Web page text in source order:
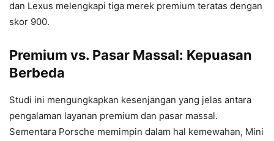
dan Lexus melengkapi tiga merek premium teratas dengan
skor 900.
Premium vs. Pasar Massal: Kepuasan
Berbeda
Studi ini mengungkapkan kesenjangan yang jelas antara
pengalaman layanan premium dan pasar massal.
Sementara Porsche memimpin dalam hal kemewahan, Mini